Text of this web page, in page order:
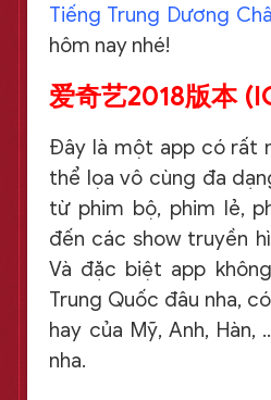
Tiếng Trung Dương
hôm nay nhé!
爱奇艺2018版本
Đây là một app có rất
thể lọa vô cùng đa
từ phim bộ, phim lẻ,
đến các show truyền
Và đặc biệt app
Trung Quốc đâu nha,
hay của Mỹ, Anh,
nha.